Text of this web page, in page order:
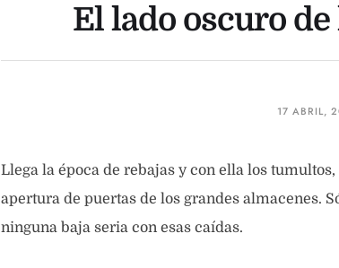
El lado oscuro
17 ABRIL,
Llega la época de rebajas y con ella los
apertura de puertas de los grandes almacenes.
ninguna baja seria con esas caídas.